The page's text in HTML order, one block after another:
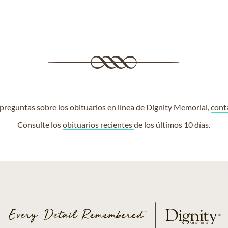
sobre los obituarios en línea de Dignity Memorial,
Consulte losobituarios recientesde los últimos 10 días.